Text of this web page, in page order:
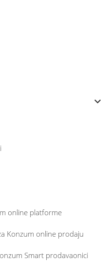
online platforme
Konzum online prodaju
Smart prodavaonici